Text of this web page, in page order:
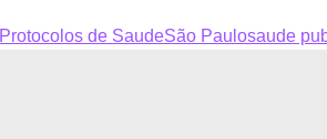
Protocolos de SaudeSão Paulosaude